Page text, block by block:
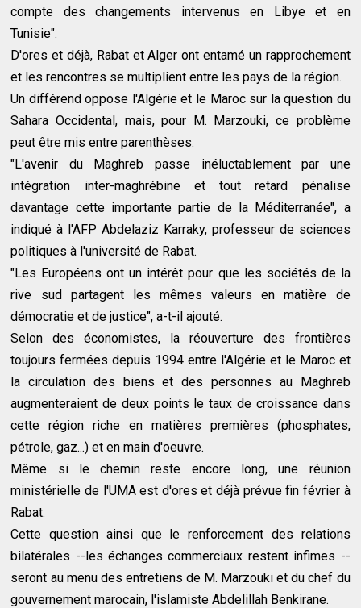
compte des changements intervenus en Libye et en
Tunisie".
D'ores et déjà, Rabat et Alger ont entamé un rapprochement
et les rencontres se multiplient entre les pays de la région.
Un différend oppose l'Algérie et le Maroc sur la question du
Sahara Occidental, mais, pour M. Marzouki, ce problème
peut être mis entre parenthèses.
"L'avenir du Maghreb passe inéluctablement par une
intégration inter-maghrébine et tout retard pénalise
davantage cette importante partie de la Méditerranée", a
indiqué à l'AFP Abdelaziz Karraky, professeur de sciences
politiques à l'université de Rabat.
"Les Européens ont un intérêt pour que les sociétés de la
rive sud partagent les mêmes valeurs en matière de
démocratie et de justice", a-t-il ajouté.
Selon des économistes, la réouverture des frontières
toujours fermées depuis 1994 entre l'Algérie et le Maroc et
la circulation des biens et des personnes au Maghreb
augmenteraient de deux points le taux de croissance dans
cette région riche en matières premières (phosphates,
pétrole, gaz...) et en main d'oeuvre.
Même si le chemin reste encore long, une réunion
ministérielle de l'UMA est d'ores et déjà prévue fin février à
Rabat.
Cette question ainsi que le renforcement des relations
bilatérales --les échanges commerciaux restent infimes --
seront au menu des entretiens de M. Marzouki et du chef du
gouvernement marocain, l'islamiste Abdelillah Benkirane.